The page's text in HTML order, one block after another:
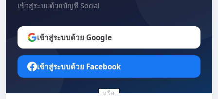
เข้าสู่ระบบด้วยบัญชี Social
เข้าสู่ระบบด้วย Google
เข้าสู่ระบบด้วย Facebook
หรือ